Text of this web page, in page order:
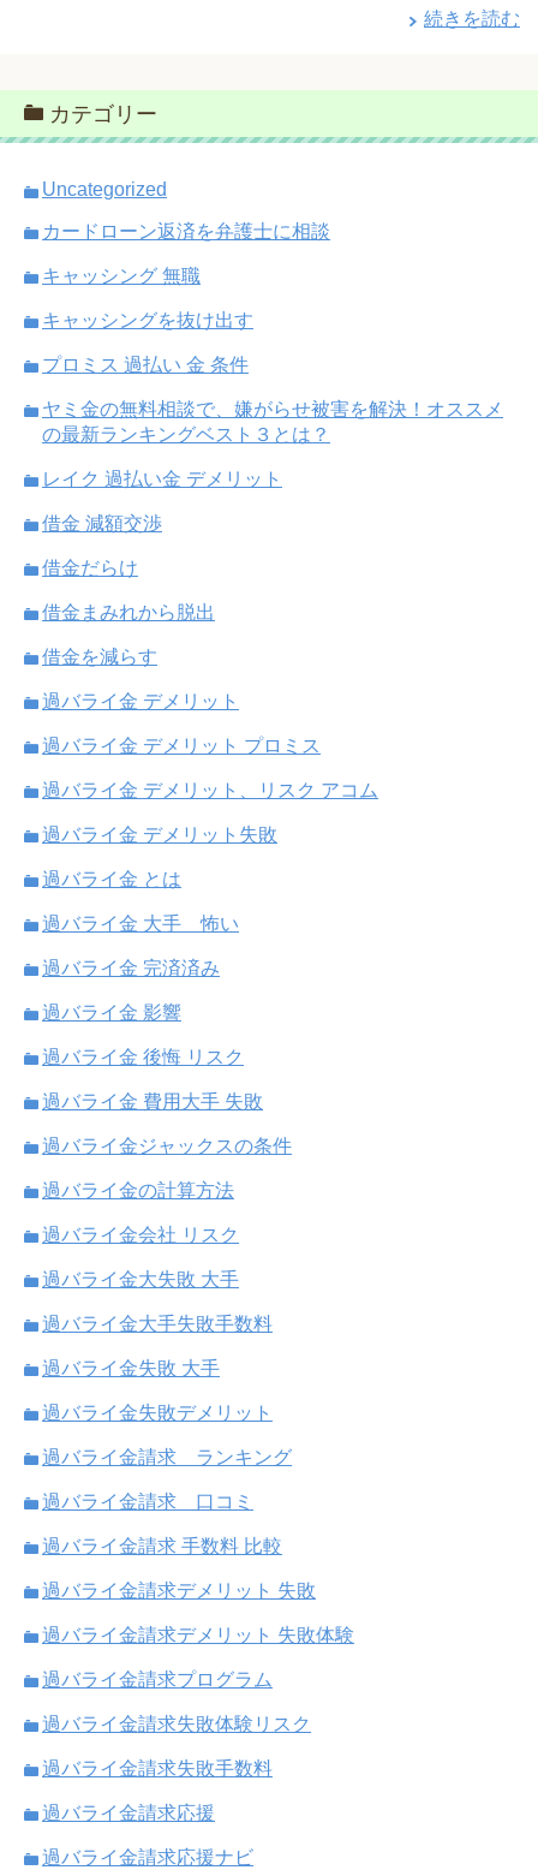
続きを読む
カテゴリー
Uncategorized
カードローン返済を弁護士に相談
キャッシング 無職
キャッシングを抜け出す
プロミス 過払い 金 条件
ヤミ金の無料相談で、嫌がらせ被害を解決！オススメ
の最新ランキングベスト３とは？
レイク 過払い金 デメリット
借金 減額交渉
借金だらけ
借金まみれから脱出
借金を減らす
過バライ金 デメリット
過バライ金 デメリット プロミス
過バライ金 デメリット、リスク アコム
過バライ金 デメリット失敗
過バライ金 とは
過バライ金 大手 怖い
過バライ金 完済済み
過バライ金 影響
過バライ金 後悔 リスク
過バライ金 費用大手 失敗
過バライ金ジャックスの条件
過バライ金の計算方法
過バライ金会社 リスク
過バライ金大失敗 大手
過バライ金大手失敗手数料
過バライ金失敗 大手
過バライ金失敗デメリット
過バライ金請求 ランキング
過バライ金請求 口コミ
過バライ金請求 手数料 比較
過バライ金請求デメリット 失敗
過バライ金請求デメリット 失敗体験
過バライ金請求プログラム
過バライ金請求失敗体験リスク
過バライ金請求失敗手数料
過バライ金請求応援
過バライ金請求応援ナビ